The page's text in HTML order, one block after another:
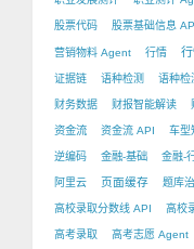
股票代码 股票基础信息
营销物料 Agent 行情
证据链 语种检测 语种检
财务数据 财报智能解读
资金流 资金流 API 车型
逆编码 金融-基础 金融-
阿里云 页面缓存 题库
高校录取分数线 API 高校
高考录取 高考志愿 Agent